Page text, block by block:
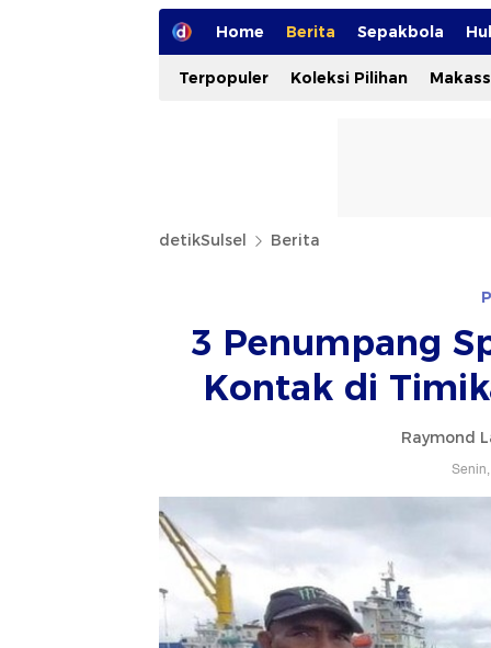
Home Berita Sepakbola
Terpopuler Koleksi Pilihan
detikSulsel Berita
3 Penumpang
Kontak di
Raymond